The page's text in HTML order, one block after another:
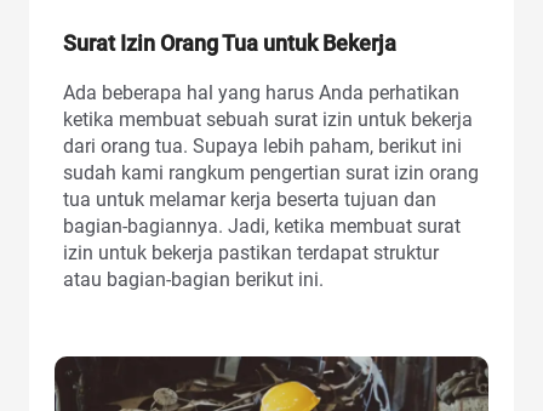
Surat Izin Orang Tua untuk Bekerja
Ada beberapa hal yang harus Anda perhatikan
ketika membuat sebuah surat izin untuk bekerja
dari orang tua. Supaya lebih paham, berikut ini
sudah kami rangkum pengertian surat izin orang
tua untuk melamar kerja beserta tujuan dan
bagian-bagiannya. Jadi, ketika membuat surat
izin untuk bekerja pastikan terdapat struktur
atau bagian-bagian berikut ini.